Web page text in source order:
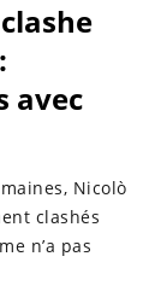
avec
Nicolò
clashés
n’a pas